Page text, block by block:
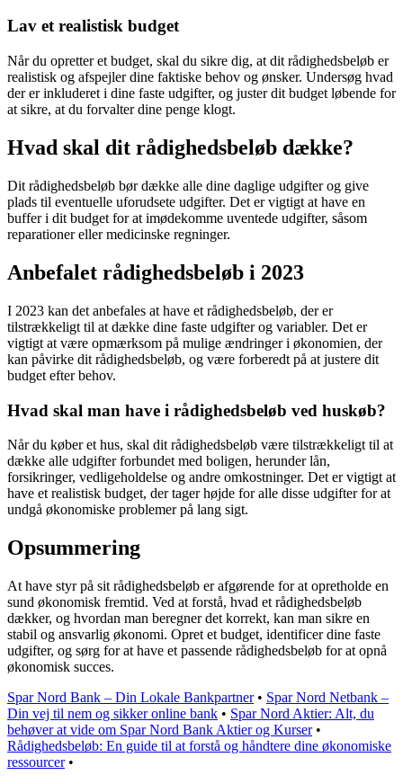
Lav et realistisk budget
Når du opretter et budget, skal du sikre dig, at dit rådighedsbeløb er
realistisk og afspejler dine faktiske behov og ønsker. Undersøg hvad
der er inkluderet i dine faste udgifter, og juster dit budget løbende for
at sikre, at du forvalter dine penge klogt.
Hvad skal dit rådighedsbeløb dække?
Dit rådighedsbeløb bør dække alle dine daglige udgifter og give
plads til eventuelle uforudsete udgifter. Det er vigtigt at have en
buffer i dit budget for at imødekomme uventede udgifter, såsom
reparationer eller medicinske regninger.
Anbefalet rådighedsbeløb i 2023
I 2023 kan det anbefales at have et rådighedsbeløb, der er
tilstrækkeligt til at dække dine faste udgifter og variabler. Det er
vigtigt at være opmærksom på mulige ændringer i økonomien, der
kan påvirke dit rådighedsbeløb, og være forberedt på at justere dit
budget efter behov.
Hvad skal man have i rådighedsbeløb ved huskøb?
Når du køber et hus, skal dit rådighedsbeløb være tilstrækkeligt til at
dække alle udgifter forbundet med boligen, herunder lån,
forsikringer, vedligeholdelse og andre omkostninger. Det er vigtigt at
have et realistisk budget, der tager højde for alle disse udgifter for at
undgå økonomiske problemer på lang sigt.
Opsummering
At have styr på sit rådighedsbeløb er afgørende for at opretholde en
sund økonomisk fremtid. Ved at forstå, hvad et rådighedsbeløb
dækker, og hvordan man beregner det korrekt, kan man sikre en
stabil og ansvarlig økonomi. Opret et budget, identificer dine faste
udgifter, og sørg for at have et passende rådighedsbeløb for at opnå
økonomisk succes.
Spar Nord Bank – Din Lokale Bankpartner• Spar Nord Netbank –
Din vej til nem og sikker online bank • Spar Nord Aktier: Alt, du
behøver at vide om Spar Nord Bank Aktier og Kurser•
Rådighedsbeløb: En guide til at forstå og håndtere dine økonomiske
ressourcer•